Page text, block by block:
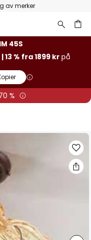
av merker
44S
% fra 1899 krpå
%